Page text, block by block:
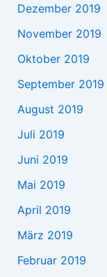
Dezember 2019
November 2019
Oktober 2019
September 2019
August 2019
Juli 2019
Juni 2019
Mai 2019
April 2019
März 2019
Februar 2019